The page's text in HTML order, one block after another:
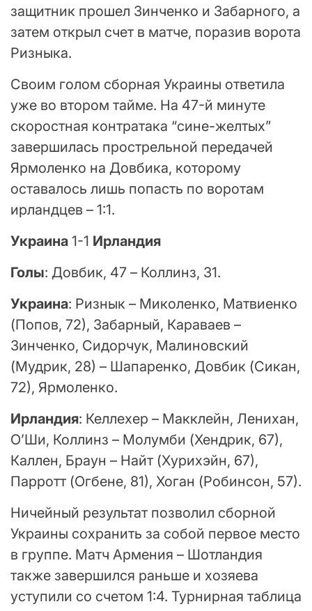
защитник прошел Зинченко и Забарного, а
затем открыл счет в матче, поразив ворота
Ризныка.
Своим голом сборная Украины ответила
уже во втором тайме. На 47-й минуте
скоростная контратака “сине-желтых”
завершилась прострельной передачей
Ярмоленко на Довбика, которому
оставалось лишь попасть по воротам
ирландцев – 1:1.
Украина 1-1 Ирландия
Голы: Довбик, 47 – Коллинз, 31.
Украина: Ризнык – Миколенко, Матвиенко
(Попов, 72), Забарный, Караваев –
Зинченко, Сидорчук, Малиновский
(Мудрик, 28) – Шапаренко, Довбик (Сикан,
72), Ярмоленко.
Ирландия: Келлехер – Макклейн, Ленихан,
О’Ши, Коллинз – Молумби (Хендрик, 67),
Каллен, Браун – Найт (Хурихэйн, 67),
Парротт (Огбене, 81), Хоган (Робинсон, 57).
Ничейный результат позволил сборной
Украины сохранить за собой первое место
в группе. Матч Армения – Шотландия
также завершился раньше и хозяева
уступили со счетом 1:4. Турнирная таблица